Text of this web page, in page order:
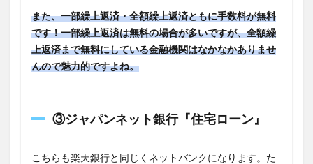
また、一部繰上返済・全額繰上返済ともに手数料が無料
です！一部繰上返済は無料の場合が多いですが、全額繰
上返済まで無料にしている金融機関はなかなかありませ
んので魅力的ですよね。
③ジャパンネット銀行『住宅ローン』
こちらも楽天銀行と同じくネットバンクになります。た